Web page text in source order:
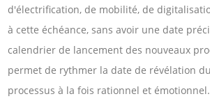
d'électrification, de mobilité, de
à cette échéance, sans avoir une date
calendrier de lancement des nouveaux
permet de rythmer la date de révélation
processus à la fois rationnel et émotionnel.